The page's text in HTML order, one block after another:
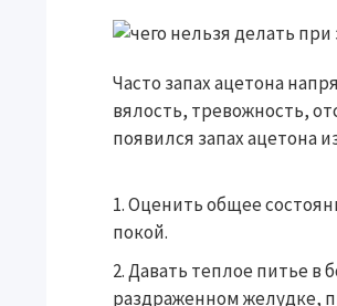
Часто запах ацетона
вялость, тревожность,
появился запах ацетона
Оценить общее
покой.
Давать теплое питье в
раздраженном желудке,